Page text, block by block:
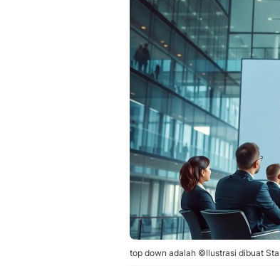
top down adalah ©Ilustrasi dibuat